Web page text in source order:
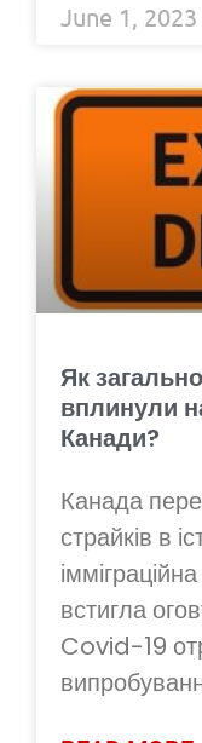
June 1, 2023
Як
вплинули
Канади?
Канада
страйків в
встигла
Covid-19